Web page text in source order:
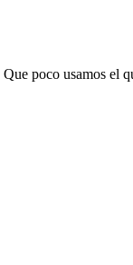
poco usamos el